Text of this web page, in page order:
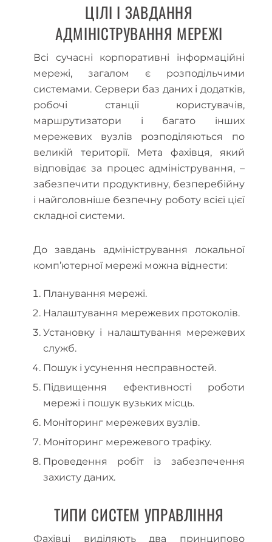
ЦІЛІ І ЗАВДАННЯ
АДМІНІСТРУВАННЯ МЕРЕЖІ
Всі сучасні корпоративні інформаційні
мережі, загалом є розподільчими
системами. Сервери баз даних і додатків,
робочі станції користувачів,
маршрутизатори і багато інших
мережевих вузлів розподіляються по
великій території. Мета фахівця, який
відповідає за процес адміністрування, –
забезпечити продуктивну, безперебійну
і найголовніше безпечну роботу всієї цієї
складної системи.
До завдань адміністрування локальної
комп’ютерної мережі можна віднести:
Планування мережі.
Налаштування мережевих протоколів.
Установку і налаштування мережевих
служб.
Пошук і усунення несправностей.
Підвищення ефективності роботи
мережі і пошук вузьких місць.
Моніторинг мережевих вузлів.
Моніторинг мережевого трафіку.
Проведення робіт із забезпечення
захисту даних.
ТИПИ СИСТЕМ УПРАВЛІННЯ
Фахівці виділяють два принципово